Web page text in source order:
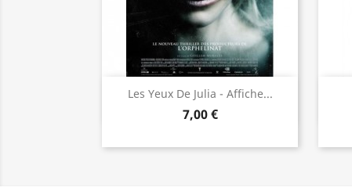
Les Yeux De Julia - Affiche...
7,00 €
Aperçu rapide